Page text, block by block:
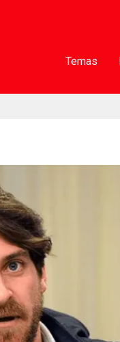
Temas